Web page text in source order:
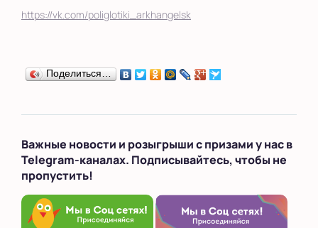
https://vk.com/poliglotiki_arkhangelsk
Поделиться…
Важные новости и розыгрыши с призами у нас в
Telegram-каналах. Подписывайтесь, чтобы не
пропустить!